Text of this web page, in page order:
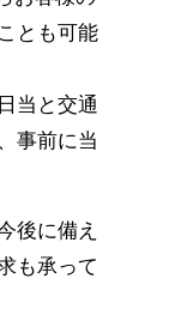
とも可能
当と交通
事前に当
後に備え
も承って